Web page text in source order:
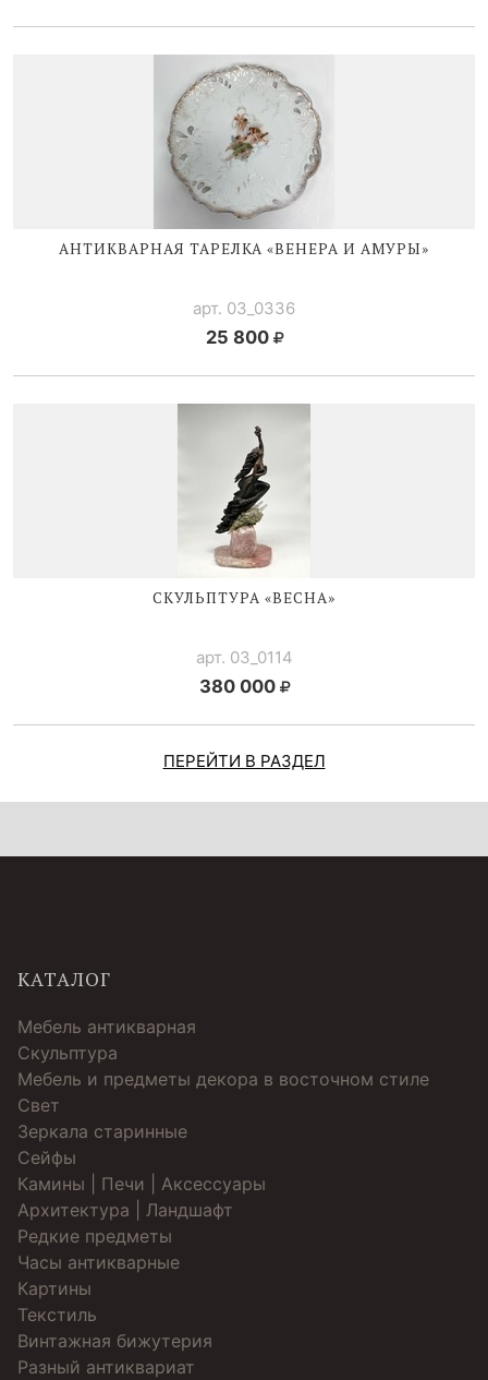
АНТИКВАРНАЯ ТАРЕЛКА «ВЕНЕРА И АМУРЫ»
арт. 03_0336
25 800
СКУЛЬПТУРА «ВЕСНА»
арт. 03_0114
380 000
ПЕРЕЙТИ В РАЗДЕЛ
КАТАЛОГ
Мебель антикварная
Скульптура
Мебель и предметы декора в восточном стиле
Свет
Зеркала старинные
Cейфы
Камины | Печи | Аксессуары
Архитектура | Ландшафт
Редкие предметы
Часы антикварные
Картины
Текстиль
Винтажная бижутерия
Разный антиквариат